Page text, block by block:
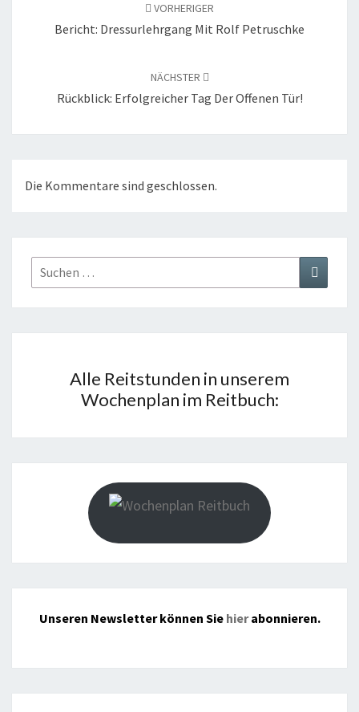
VORHERIGER
Bericht: Dressurlehrgang Mit Rolf Petruschke
NÄCHSTER
Rückblick: Erfolgreicher Tag Der Offenen Tür!
Die Kommentare sind geschlossen.
Suchen
nach:
Suchen
Alle Reitstunden in unserem
Wochenplan im Reitbuch:
Unseren Newsletter können Sie hierabonnieren.